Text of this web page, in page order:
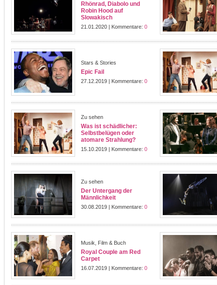
Rhönrad, Diabolo und
Robin Hood auf
Slowakisch
21.01.2020 | Kommentare: 0
Stars & Stories
Epic Fail
27.12.2019 | Kommentare: 0
Zu sehen
Was ist schädlicher:
Selbstbelügen oder
atomare Strahlung?
15.10.2019 | Kommentare: 0
Zu sehen
Der Untergang der
Männlichkeit
30.08.2019 | Kommentare: 0
Musik, Film & Buch
Royal Couple am Red
Carpet
16.07.2019 | Kommentare: 0